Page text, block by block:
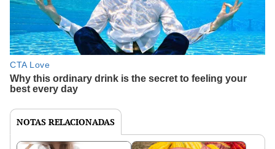
NOTAS RELACIONADAS